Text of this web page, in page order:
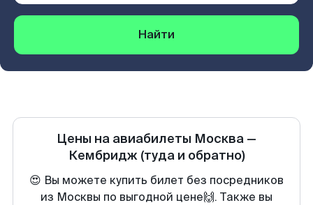
Найти
Цены на авиабилеты Москва —
Кембридж (туда и обратно)
😍 Вы можете купить билет без посредников
из Москвы по выгодной цене🙌. Также вы